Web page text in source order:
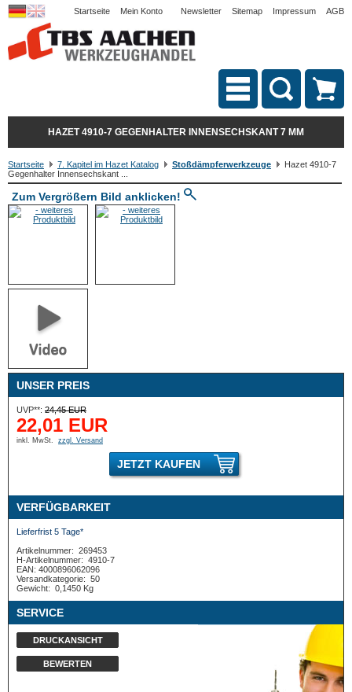
Startseite Mein Konto Newsletter Sitemap Impressum AGB
HAZET 4910-7 GEGENHALTER INNENSECHSKANT 7 MM
Startseite 7. Kapitel im Hazet Katalog Stoßdämpferwerkzeuge
Hazet 4910-7
Gegenhalter Innensechskant ...
Zum Vergrößern Bild anklicken!
UNSER PREIS
UVP**: 24,45 EUR
22,01 EUR
inkl. MwSt. zzgl. Versand
JETZT KAUFEN
VERFÜGBARKEIT
Lieferfrist 5 Tage*
Artikelnummer: 269453
H-Artikelnummer: 4910-7
EAN: 4000896062096
Versandkategorie: 50
Gewicht: 0,1450 Kg
SERVICE
DRUCKANSICHT
BEWERTEN